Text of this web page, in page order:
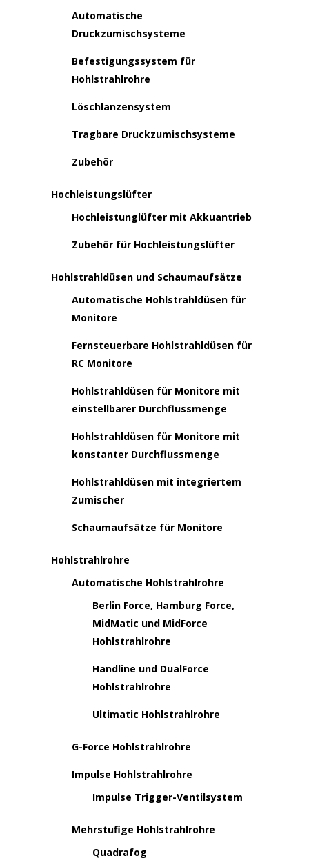
Automatische
Druckzumischsysteme
Befestigungssystem für
Hohlstrahlrohre
Löschlanzensystem
Tragbare Druckzumischsysteme
Zubehör
Hochleistungslüfter
Hochleistunglüfter mit Akkuantrieb
Zubehör für Hochleistungslüfter
Hohlstrahldüsen und Schaumaufsätze
Automatische Hohlstrahldüsen für
Monitore
Fernsteuerbare Hohlstrahldüsen für
RC Monitore
Hohlstrahldüsen für Monitore mit
einstellbarer Durchflussmenge
Hohlstrahldüsen für Monitore mit
konstanter Durchflussmenge
Hohlstrahldüsen mit integriertem
Zumischer
Schaumaufsätze für Monitore
Hohlstrahlrohre
Automatische Hohlstrahlrohre
Berlin Force, Hamburg Force,
MidMatic und MidForce
Hohlstrahlrohre
Handline und DualForce
Hohlstrahlrohre
Ultimatic Hohlstrahlrohre
G-Force Hohlstrahlrohre
Impulse Hohlstrahlrohre
Impulse Trigger-Ventilsystem
Mehrstufige Hohlstrahlrohre
Quadrafog